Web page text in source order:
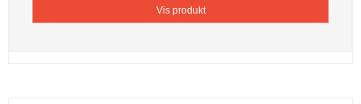
Vis produkt